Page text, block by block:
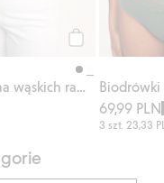
Biodrówki
69,99 PLN
3 szt.23,33